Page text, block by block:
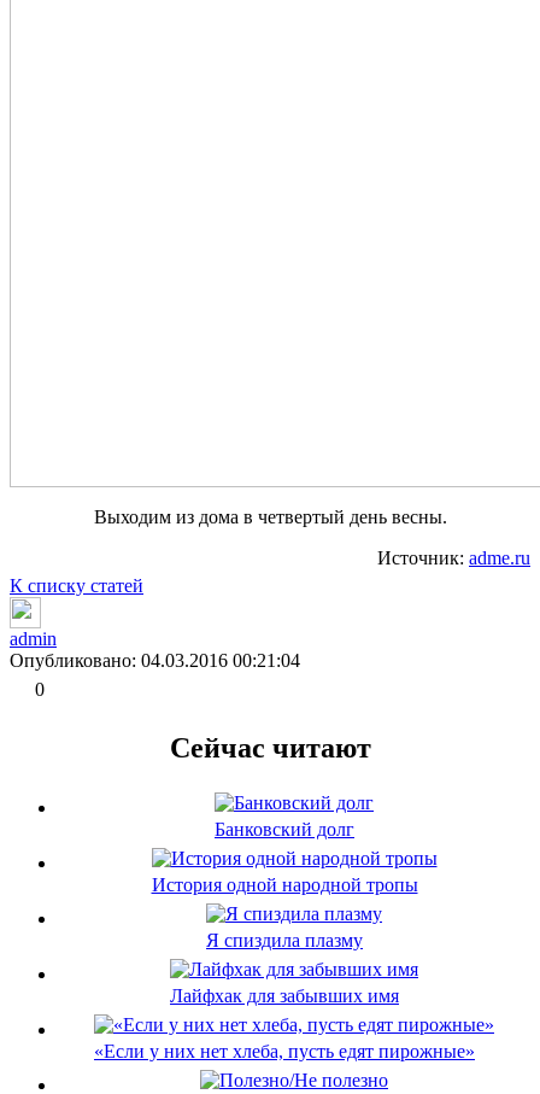
Выходим из дома в четвертый день весны.
Источник: adme.ru
К списку статей
admin
Опубликовано: 04.03.2016 00:21:04
0
Сейчас читают
Банковский долг
История одной народной тропы
Я спиздила плазму
Лайфхак для забывших имя
«Если у них нет хлеба, пусть едят пирожные»